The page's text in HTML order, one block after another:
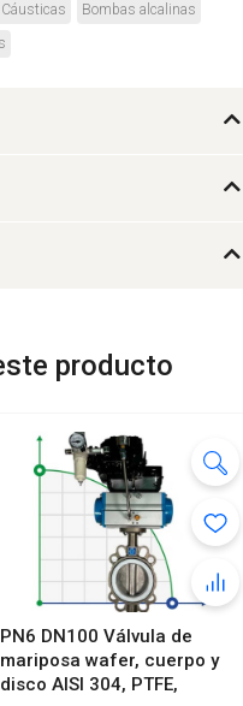
Bombas alcalinas
producto
PN6 DN100 Válvula de
mariposa wafer, cuerpo y
disco AISI 304, PTFE,